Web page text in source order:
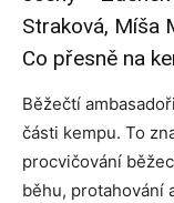
Straková, Míša
Co přesně na
Běžečtí
části kempu. To
procvičování
běhu, protahování